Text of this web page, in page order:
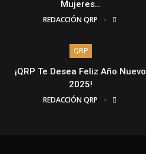
Mujeres…
REDACCIÓN QRP
QRP
¡QRP Te Desea Feliz Año Nuevo
2025!
REDACCIÓN QRP